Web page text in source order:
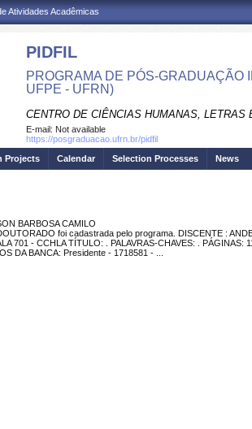
Atividades Acadêmicas
PIDFIL
PROGRAMA DE PÓS-GRADUAÇÃO
UFPE - UFRN)
CENTRO DE CIÊNCIAS HUMANAS, LETRAS
E-mail: Not available
https://posgraduacao.ufrn.br/pidfil
Projects Calendar Selection Processes News
BARBOSA CAMILO
foi cadastrada pelo programa. DISCENTE :
701 - CCHLA TÍTULO: . PALAVRAS-CHAVES: . PÁGINAS:
DA BANCA: Presidente - 1718581 - ...